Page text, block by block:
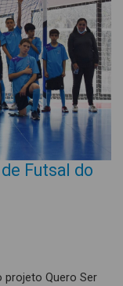
Futsal do
projeto Quero Ser